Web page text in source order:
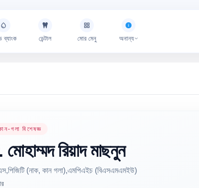
ব্যাংক ডেন্টাল মোর মেনু অনান্য
গলা বিশেষজ্ঞ
মোহাম্মদ রিয়াদ মাছনুন
(নাক, কান গলা),এমপিএইচ (বিএসএমএমইউ)